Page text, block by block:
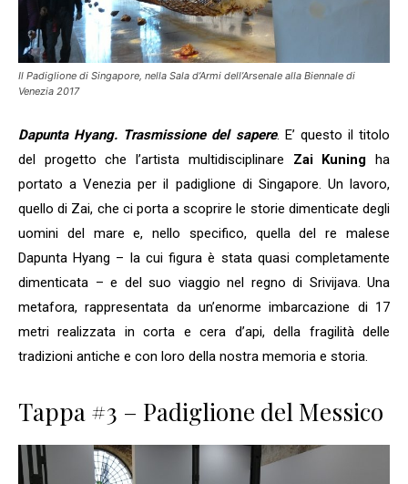
Il Padiglione di Singapore, nella Sala d’Armi dell’Arsenale alla Biennale di
Venezia 2017
Dapunta Hyang. Trasmissione del sapere. E’ questo il titolo
del progetto che l’artista multidisciplinare Zai Kuning ha
portato a Venezia per il padiglione di Singapore. Un lavoro,
quello di Zai, che ci porta a scoprire le storie dimenticate degli
uomini del mare e, nello specifico, quella del re malese
Dapunta Hyang – la cui figura è stata quasi completamente
dimenticata – e del suo viaggio nel regno di Srivijava. Una
metafora, rappresentata da un’enorme imbarcazione di 17
metri realizzata in corta e cera d’api, della fragilità delle
tradizioni antiche e con loro della nostra memoria e storia.
Tappa #3 – Padiglione del Messico